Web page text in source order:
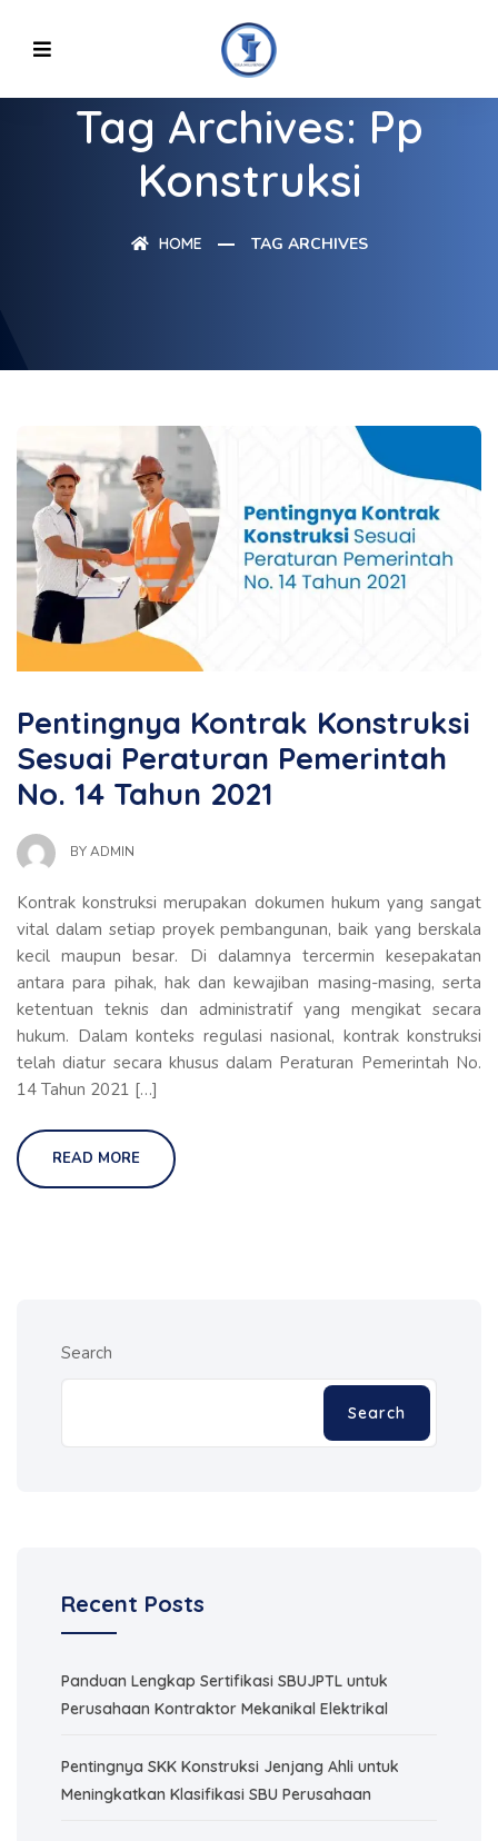
Tag Archives: Pp
Konstruksi
HOME TAG ARCHIVES
Pentingnya Kontrak Konstruksi
Sesuai Peraturan Pemerintah
No. 14 Tahun 2021
BYADMIN
Kontrak konstruksi merupakan dokumen hukum yang sangat
vital dalam setiap proyek pembangunan, baik yang berskala
kecil maupun besar. Di dalamnya tercermin kesepakatan
antara para pihak, hak dan kewajiban masing-masing, serta
ketentuan teknis dan administratif yang mengikat secara
hukum. Dalam konteks regulasi nasional, kontrak konstruksi
telah diatur secara khusus dalam Peraturan Pemerintah No.
14 Tahun 2021 […]
READ MORE
Search
Search
Recent Posts
Panduan Lengkap Sertifikasi SBUJPTL untuk
Perusahaan Kontraktor Mekanikal Elektrikal
Pentingnya SKK Konstruksi Jenjang Ahli untuk
Meningkatkan Klasifikasi SBU Perusahaan